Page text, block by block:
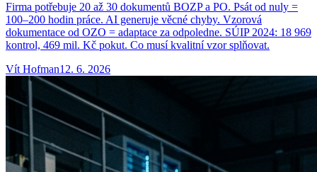
Firma potřebuje 20 až 30 dokumentů BOZP a PO. Psát od nuly =
100–200 hodin práce. AI generuje věcné chyby. Vzorová
dokumentace od OZO = adaptace za odpoledne. SÚIP 2024: 18 969
kontrol, 469 mil. Kč pokut. Co musí kvalitní vzor splňovat.
Vít Hofman12. 6. 2026